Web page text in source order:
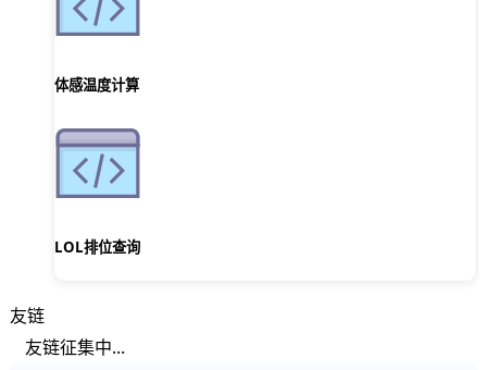
体感温度计算
LOL排位查询
友链
友链征集中...